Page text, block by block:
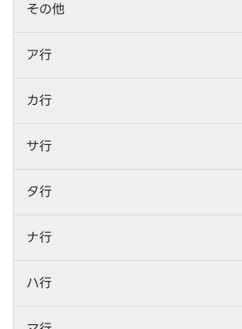
その他
ア行
カ行
サ行
タ行
ナ行
ハ行